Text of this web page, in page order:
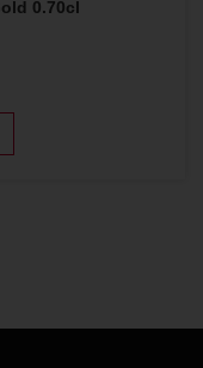
0.70cl